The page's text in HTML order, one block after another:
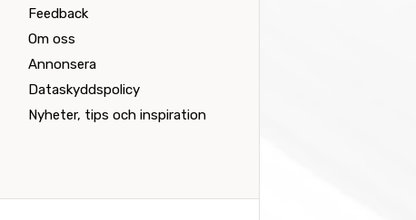
Feedback
Om oss
Annonsera
Dataskyddspolicy
Nyheter, tips och inspiration